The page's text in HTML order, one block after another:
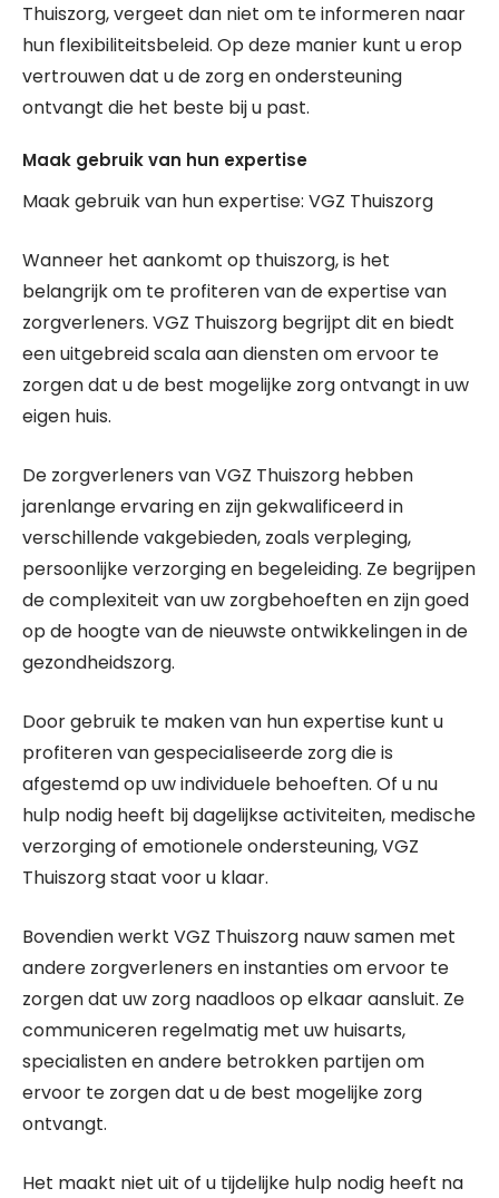
Thuiszorg, vergeet dan niet om te informeren naar
hun flexibiliteitsbeleid. Op deze manier kunt u erop
vertrouwen dat u de zorg en ondersteuning
ontvangt die het beste bij u past.
Maak gebruik van hun expertise
Maak gebruik van hun expertise: VGZ Thuiszorg
Wanneer het aankomt op thuiszorg, is het
belangrijk om te profiteren van de expertise van
zorgverleners. VGZ Thuiszorg begrijpt dit en biedt
een uitgebreid scala aan diensten om ervoor te
zorgen dat u de best mogelijke zorg ontvangt in uw
eigen huis.
De zorgverleners van VGZ Thuiszorg hebben
jarenlange ervaring en zijn gekwalificeerd in
verschillende vakgebieden, zoals verpleging,
persoonlijke verzorging en begeleiding. Ze begrijpen
de complexiteit van uw zorgbehoeften en zijn goed
op de hoogte van de nieuwste ontwikkelingen in de
gezondheidszorg.
Door gebruik te maken van hun expertise kunt u
profiteren van gespecialiseerde zorg die is
afgestemd op uw individuele behoeften. Of u nu
hulp nodig heeft bij dagelijkse activiteiten, medische
verzorging of emotionele ondersteuning, VGZ
Thuiszorg staat voor u klaar.
Bovendien werkt VGZ Thuiszorg nauw samen met
andere zorgverleners en instanties om ervoor te
zorgen dat uw zorg naadloos op elkaar aansluit. Ze
communiceren regelmatig met uw huisarts,
specialisten en andere betrokken partijen om
ervoor te zorgen dat u de best mogelijke zorg
ontvangt.
Het maakt niet uit of u tijdelijke hulp nodig heeft na